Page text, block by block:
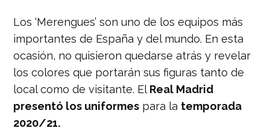
Los ‘Merengues’ son uno de los equipos más
importantes de España y del mundo. En esta
ocasión, no quisieron quedarse atrás y revelar
los colores que portarán sus figuras tanto de
local como de visitante. El Real Madrid
presentó los uniformes para la temporada
2020/21.